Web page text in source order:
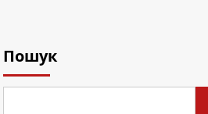
Пошук